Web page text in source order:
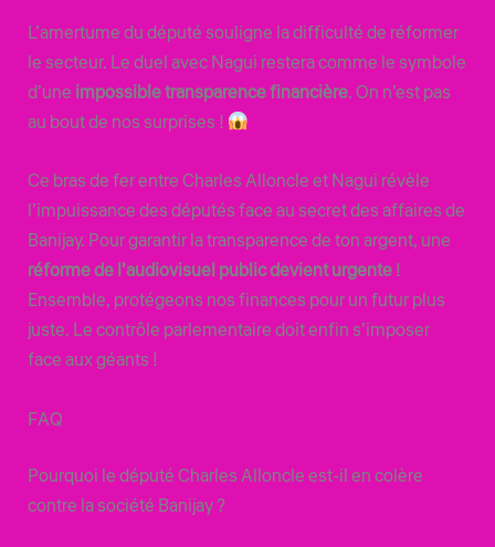
L’amertume du député souligne la difficulté de réformer
le secteur. Le duel avec Nagui restera comme le symbole
d’une impossible transparence financière. On n’est pas
au bout de nos surprises !
Ce bras de fer entre Charles Alloncle et Nagui révèle
l’impuissance des députés face au secret des affaires de
Banijay. Pour garantir la transparence de ton argent, une
réforme de l’audiovisuel public devient urgente!
Ensemble, protégeons nos finances pour un futur plus
juste. Le contrôle parlementaire doit enfin s’imposer
face aux géants !
FAQ
Pourquoi le député Charles Alloncle est-il en colère
contre la société Banijay ?